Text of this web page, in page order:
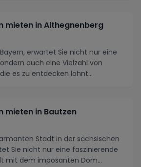
mieten in Althegnenberg
erwartet Sie nicht nur eine
auch eine Vielzahl von
es zu entdecken lohnt...
mieten in Bautzen
Stadt in der sächsischen
Sie nicht nur eine faszinierende
mit dem imposanten Dom...